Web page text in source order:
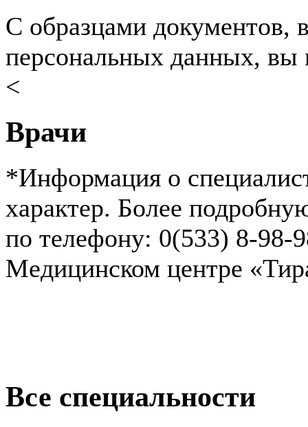
С образцами документов,
персональных данных, вы
<
Врачи
*Информация о
характер. Более
по телефону: 0(533) 8-98-
Медицинском центре
Все специальности